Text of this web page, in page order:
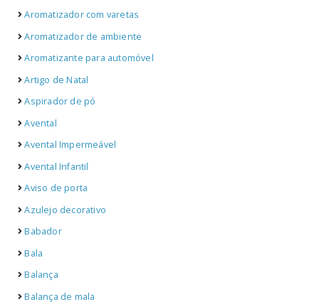
Aromatizador com varetas
Aromatizador de ambiente
Aromatizante para automóvel
Artigo de Natal
Aspirador de pó
Avental
Avental Impermeável
Avental Infantil
Aviso de porta
Azulejo decorativo
Babador
Bala
Balança
Balança de mala